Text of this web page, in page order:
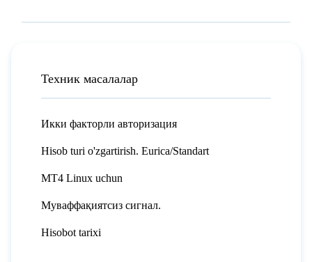
Техник масалалар
Икки факторли авторизация
Hisob turi o'zgartirish. Eurica/Standart
MT4 Linux uchun
Муваффақиятсиз сигнал.
Hisobot tarixi